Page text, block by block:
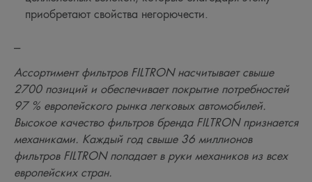
приобретают свойства негорючести.
---
Ассортимент фильтров FILTRON насчитывает свыше
2700 позиций и обеспечивает покрытие потребностей
97 % европейского рынка легковых автомобилей.
Высокое качество фильтров бренда FILTRON признается
механиками. Каждый год свыше 36 миллионов
фильтров FILTRON попадает в руки механиков из всех
европейских стран.